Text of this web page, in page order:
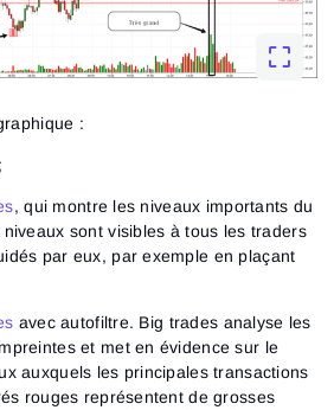
:
;
, qui montre les niveaux importants du
sont visibles à tous les traders
par eux, par exemple en plaçant
avec autofiltre. Big trades analyse les
et met en évidence sur le
auxquels les principales transactions
rouges représentent de grosses